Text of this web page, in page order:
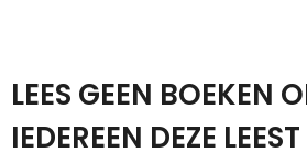
LEES GEEN BOEKEN
IEDEREEN DEZE LEEST